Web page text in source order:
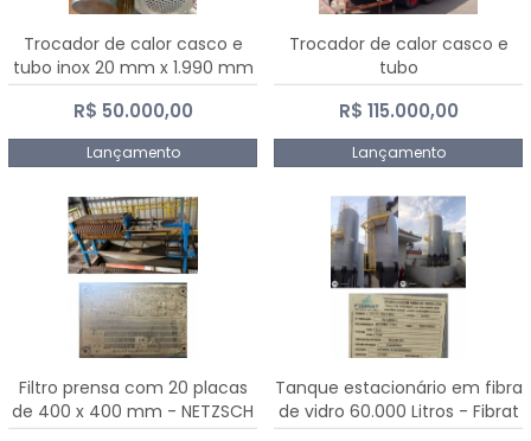
Trocador de calor casco e
tubo inox 20 mm x 1.990 mm
R$ 50.000,00
Lançamento
Trocador de calor casco e
tubo
R$ 115.000,00
Lançamento
Filtro prensa com 20 placas
de 400 x 400 mm - NETZSCH
Tanque estacionário em fibra
de vidro 60.000 Litros - Fibrat